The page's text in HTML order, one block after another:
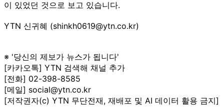
이 있었던 것으로 보고 있습니다.
YTN 신귀혜 (shinkh0619@ytn.co.kr)
※ '당신의 제보가 뉴스가 됩니다'
[카카오톡] YTN 검색해 채널 추가
[전화] 02-398-8585
[메일] social@ytn.co.kr
[저작권자(c) YTN 무단전재, 재배포 및 AI 데이터 활용 금지]